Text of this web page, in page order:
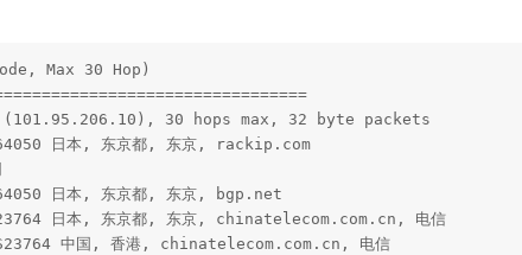
Max 30 Hop)
30 hops max, 32 byte packets
日本, 东京都, 东京, rackip.com
日本, 东京都, 东京, bgp.net
日本, 东京都, 东京, chinatelecom.com.cn, 电信
中国, 香港, chinatelecom.com.cn, 电信